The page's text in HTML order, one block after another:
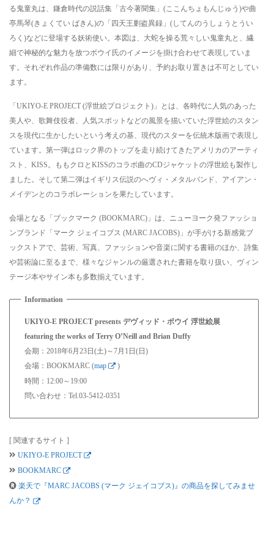
る鬼童丸は、鎌倉時代の説話集「古今著聞集」(ここんちょもんじゅう)や曲
亭馬琴(きょくてい ばきん)の「四天王剿盗異録」(してんのうしょうとうい
ろく)などに登場する妖術使い。本図は、大蛇を操る荒々しい鬼童丸と、繊
細で神秘的な魅力を放つボウイ氏のイメージを掛け合わせて表現していま
す。それぞれ作品の準備数には限りがあり、予約お取り置きは不可としてい
ます。
「UKIYO-E PROJECT (浮世絵プロジェクト)」とは、各時代に人気のあった
美人や、歌舞伎役者、人気スポットなどの風景を描いていた浮世絵のスタン
スを現代に生かしたいという考えの基、現代のスターを伝統木版画で表現し
ています。第一弾はロック界のトップを走り続けてきたアメリカのアーティ
スト、KISS。ももクロとKISSのコラボ曲のCDジャケットの浮世絵も製作し
ました。そして第二弾はイギリス伝説のへヴィ・メタルバンド、アイアン・
メイデンとのコラボレーションを果たしています。
会場となる「ブックマーク (BOOKMARC)」は、ニューヨーク発ファッショ
ンブランド「マーク ジェイコブス (MARC JACOBS)」が手がける新感覚ブ
ックストアで、芸術、写真、ファッションや音楽に関する書籍のほか、詩集
や芸術論に至るまで、様々なジャンルの厳選された書籍を取り扱い、ヴィン
テージ本やサイン本も多数揃えています。
UKIYO-E PROJECT presents デヴィッド・ボウイ 浮世絵展
featuring the works of Terry O’Neill and Brian Duffy
会期：2018年6月23日(土)～7月1日(日)
会場：BOOKMARC (map
)
時間：12:00～19:00
問い合わせ：Tel.03-5412-0351
[ 関連するサイト ]
UKIYO-E PROJECT
BOOKMARC
楽天で『MARC JACOBS (マーク ジェイコブス)』の商品を探してみませ
んか？